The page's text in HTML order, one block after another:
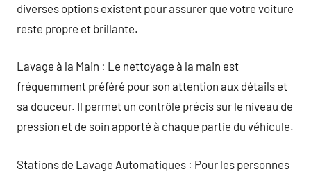
diverses options existent pour assurer que votre voiture
reste propre et brillante.
Lavage à la Main : Le nettoyage à la main est
fréquemment préféré pour son attention aux détails et
sa douceur. Il permet un contrôle précis sur le niveau de
pression et de soin apporté à chaque partie du véhicule.
Stations de Lavage Automatiques : Pour les personnes